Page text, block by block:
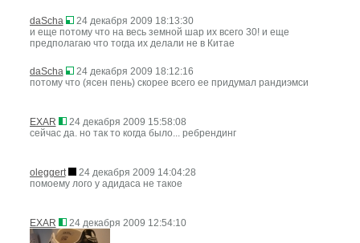
daScha
24 декабря 2009 18:13:30
и еще потому что на весь земной шар их всего 30! и еще
предполагаю что тогда их делали не в Китае
daScha
24 декабря 2009 18:12:16
потому что (ясен пень) скорее всего ее придумал рандиэмси
EXAR
24 декабря 2009 15:58:08
сейчас да. но так то когда было... ребрендинг
oleggert
24 декабря 2009 14:04:28
помоему лого у адидаса не такое
EXAR 24 декабря 2009 12:54:10